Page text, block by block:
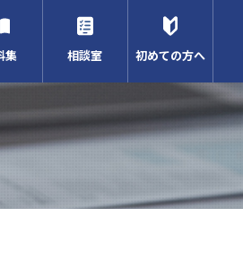
集 相談室 初めての方へ